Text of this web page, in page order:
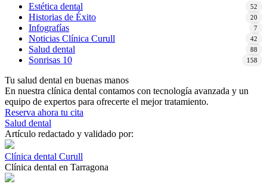
Estética dental 52
Historias de Éxito 20
Infografías 7
Noticias Clínica Curull 42
Salud dental 88
Sonrisas 10 158
Tu salud dental en buenas manos
En nuestra clínica dental contamos con tecnología avanzada y un
equipo de expertos para ofrecerte el mejor tratamiento.
Reserva ahora tu cita
Salud dental
Artículo redactado y validado por:
Clínica dental Curull
Clínica dental en Tarragona